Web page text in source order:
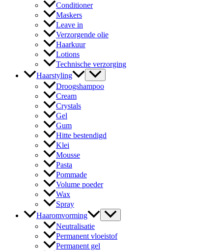
Conditioner
Maskers
Leave in
Verzorgende olie
Haarkuur
Lotions
Technische verzorging
Haarstyling
Droogshampoo
Cream
Crystals
Gel
Gum
Hitte bestendigd
Klei
Mousse
Pasta
Pommade
Volume poeder
Wax
Spray
Haaromvorming
Neutralisatie
Permanent vloeistof
Permanent gel